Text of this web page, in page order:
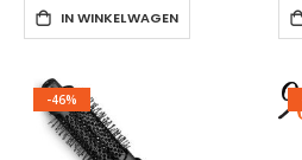
IN WINKELWAGEN
-46%